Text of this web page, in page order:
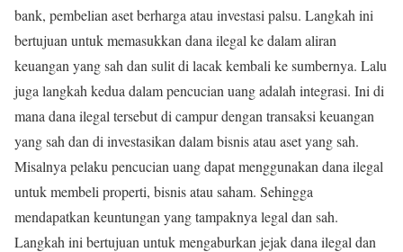
bank, pembelian aset berharga atau investasi palsu. Langkah ini
bertujuan untuk memasukkan dana ilegal ke dalam aliran
keuangan yang sah dan sulit di lacak kembali ke sumbernya. Lalu
juga langkah kedua dalam pencucian uang adalah integrasi. Ini di
mana dana ilegal tersebut di campur dengan transaksi keuangan
yang sah dan di investasikan dalam bisnis atau aset yang sah.
Misalnya pelaku pencucian uang dapat menggunakan dana ilegal
untuk membeli properti, bisnis atau saham. Sehingga
mendapatkan keuntungan yang tampaknya legal dan sah.
Langkah ini bertujuan untuk mengaburkan jejak dana ilegal dan